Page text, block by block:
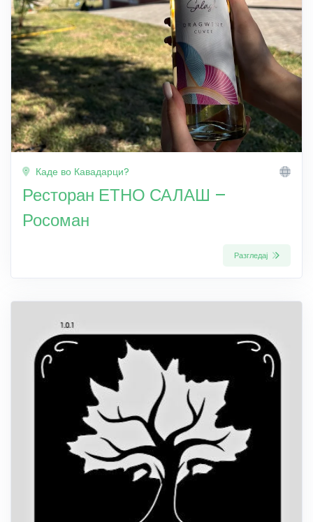
Каде во Кавадарци?
Ресторан ЕТНО САЛАШ –
Росоман
Разгледај